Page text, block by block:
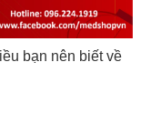
bạn nên biết về